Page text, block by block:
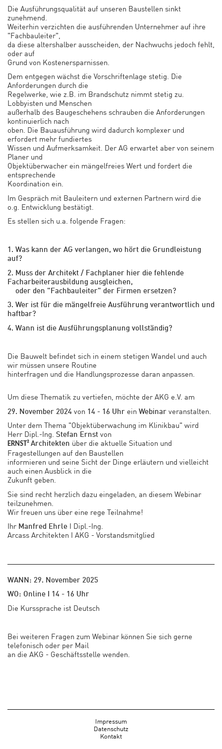
Die Ausführungsqualität auf unseren Baustellen sinkt
zunehmend.
Weiterhin verzichten die ausführenden Unternehmer auf ihre
"Fachbauleiter",
da diese altershalber ausscheiden, der Nachwuchs jedoch fehlt,
oder auf
Grund von Kostenersparnissen.
Dem entgegen wächst die Vorschriftenlage stetig. Die
Anforderungen durch die
Regelwerke, wie z.B. im Brandschutz nimmt stetig zu.
Lobbyisten und Menschen
außerhalb des Baugeschehens schrauben die Anforderungen
kontinuierlich nach
oben. Die Bauausführung wird dadurch komplexer und
erfordert mehr fundiertes
Wissen und Aufmerksamkeit. Der AG erwartet aber von seinem
Planer und
Objektüberwacher ein mängelfreies Wert und fordert die
entsprechende
Koordination ein.
Im Gespräch mit Bauleitern und externen Partnern wird die
o.g. Entwicklung bestätigt.
Es stellen sich u.a. folgende Fragen:
1. Was kann der AG verlangen, wo hört die Grundleistung
auf?
2. Muss der Architekt / Fachplaner hier die fehlende
Facharbeiterausbildung ausgleichen,
oder den "Fachbauleiter" der Firmen ersetzen?
3. Wer ist für die mängelfreie Ausführung verantwortlich und
haftbar?
4. Wann ist die Ausführungsplanung vollständig?
Die Bauwelt befindet sich in einem stetigen Wandel und auch
wir müssen unsere Routine
hinterfragen und die Handlungsprozesse daran anpassen.
Um diese Thematik zu vertiefen, möchte der AKG e.V. am
29. November 2024 von 14 - 16 Uhr ein Webinar veranstalten.
Unter dem Thema "Objektüberwachung im Klinikbau" wird
Herr Dipl.-Ing. Stefan Ernst von
ERNST² Architekten über die aktuelle Situation und
Fragestellungen auf den Baustellen
informieren und seine Sicht der Dinge erläutern und vielleicht
auch einen Ausblick in die
Zukunft geben.
Sie sind recht herzlich dazu eingeladen, an diesem Webinar
teilzunehmen.
Wir freuen uns über eine rege Teilnahme!
Ihr Manfred Ehrle I Dipl.-Ing.
Arcass Architekten I AKG - Vorstandsmitglied
WANN: 29. November 2025
WO: Online I 14 - 16 Uhr
Die Kurssprache ist Deutsch
Bei weiteren Fragen zum Webinar können Sie sich gerne
telefonisch oder per Mail
an die AKG - Geschäftsstelle wenden.
Impressum
Datenschutz
Kontakt